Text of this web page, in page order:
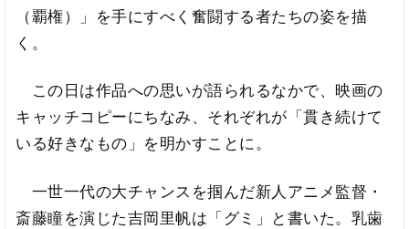
（覇権）」を手にすべく奮闘する者たちの姿を描
く。
この日は作品への思いが語られるなかで、映画の
キャッチコピーにちなみ、それぞれが「貫き続けて
いる好きなもの」を明かすことに。
一世一代の大チャンスを掴んだ新人アニメ監督・
斎藤瞳を演じた吉岡里帆は「グミ」と書いた。乳歯